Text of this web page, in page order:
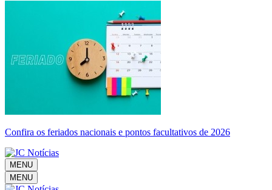
Confira os feriados nacionais e pontos facultativos de 2026
MENU
MENU